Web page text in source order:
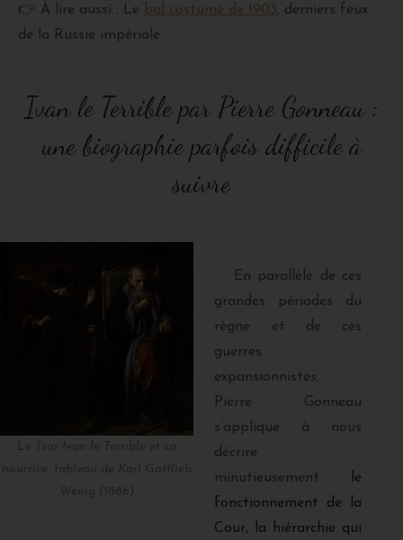
👉 À lire aussi : Le bal costumé de 1903, derniers feux
de la Russie impériale
Ivan le Terrible par Pierre Gonneau :
une biographie parfois difficile à
suivre
En parallèle de ces
grandes périodes du
règne et de ces
guerres
expansionnistes,
Pierre Gonneau
s’applique à nous
décrire
minutieusement le
fonctionnement de la
Cour, la hiérarchie qui